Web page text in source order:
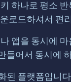
하나로 평소
로드하셔서 편
앱을 동시에
들어서 동시에
플랫폼입니